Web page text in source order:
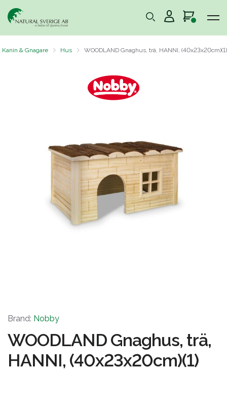
Kanin & Gnagare Hus WOODLAND Gnaghus, trä, HANNI, (40x23x20cm)(1)
Brand: Nobby
WOODLAND Gnaghus, trä,
HANNI, (40x23x20cm)(1)